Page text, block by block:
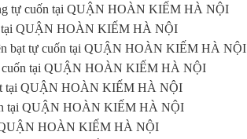
tự cuốn tại QUẬN HOÀN KIẾM HÀ NỘI
tại QUẬN HOÀN KIẾM HÀ NỘI
bạt tự cuốn tại QUẬN HOÀN KIẾM HÀ NỘI
cuốn tại QUẬN HOÀN KIẾM HÀ NỘI
tại QUẬN HOÀN KIẾM HÀ NỘI
tại QUẬN HOÀN KIẾM HÀ NỘI
QUẬN HOÀN KIẾM HÀ NỘI